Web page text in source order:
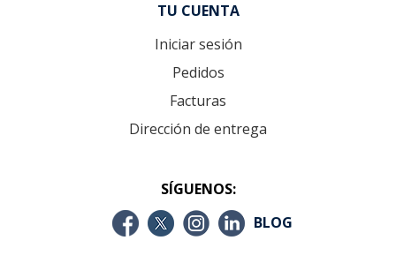
TU CUENTA
Iniciar sesión
Pedidos
Facturas
Dirección de entrega
SÍGUENOS:
BLOG